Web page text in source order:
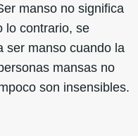
manso no significa
lo contrario, se
ser manso cuando la
mansas no
son insensibles.